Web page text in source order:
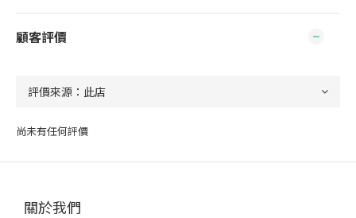
顧客評價
尚未有任何評價
關於我們